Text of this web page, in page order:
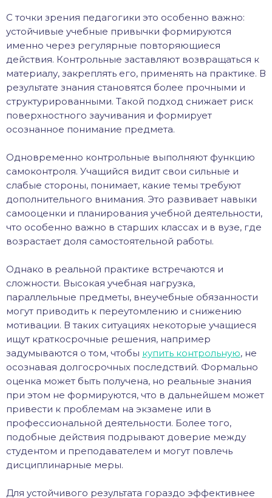
С точки зрения педагогики это особенно важно:
устойчивые учебные привычки формируются
именно через регулярные повторяющиеся
действия. Контрольные заставляют возвращаться к
материалу, закреплять его, применять на практике. В
результате знания становятся более прочными и
структурированными. Такой подход снижает риск
поверхностного заучивания и формирует
осознанное понимание предмета.
Одновременно контрольные выполняют функцию
самоконтроля. Учащийся видит свои сильные и
слабые стороны, понимает, какие темы требуют
дополнительного внимания. Это развивает навыки
самооценки и планирования учебной деятельности,
что особенно важно в старших классах и в вузе, где
возрастает доля самостоятельной работы.
Однако в реальной практике встречаются и
сложности. Высокая учебная нагрузка,
параллельные предметы, внеучебные обязанности
могут приводить к переутомлению и снижению
мотивации. В таких ситуациях некоторые учащиеся
ищут краткосрочные решения, например
задумываются о том, чтобы купить контрольную, не
осознавая долгосрочных последствий. Формально
оценка может быть получена, но реальные знания
при этом не формируются, что в дальнейшем может
привести к проблемам на экзамене или в
профессиональной деятельности. Более того,
подобные действия подрывают доверие между
студентом и преподавателем и могут повлечь
дисциплинарные меры.
Для устойчивого результата гораздо эффективнее